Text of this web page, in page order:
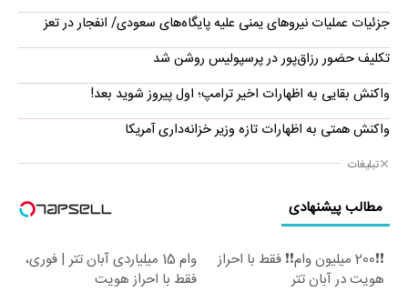
جزئیات عملیات نیروهای یمنی علیه پایگاه‌های سعودی/ انفجار در تعز
تکلیف حضور رزاق‌پور در پرسپولیس روشن شد
واکنش بقایی به اظهارات اخیر ترامپ؛ اول پیروز شوید بعد!
واکنش همتی به اظهارات تازه وزیر خزانه‌داری آمریکا
تبلیغات
مطالب پیشنهادی
❗❗200 میلیون وام❗❗ فقط با احراز
هویت در آبان تتر
وام 15 میلیاردی آبان تتر | فوری،
فقط با احراز هویت